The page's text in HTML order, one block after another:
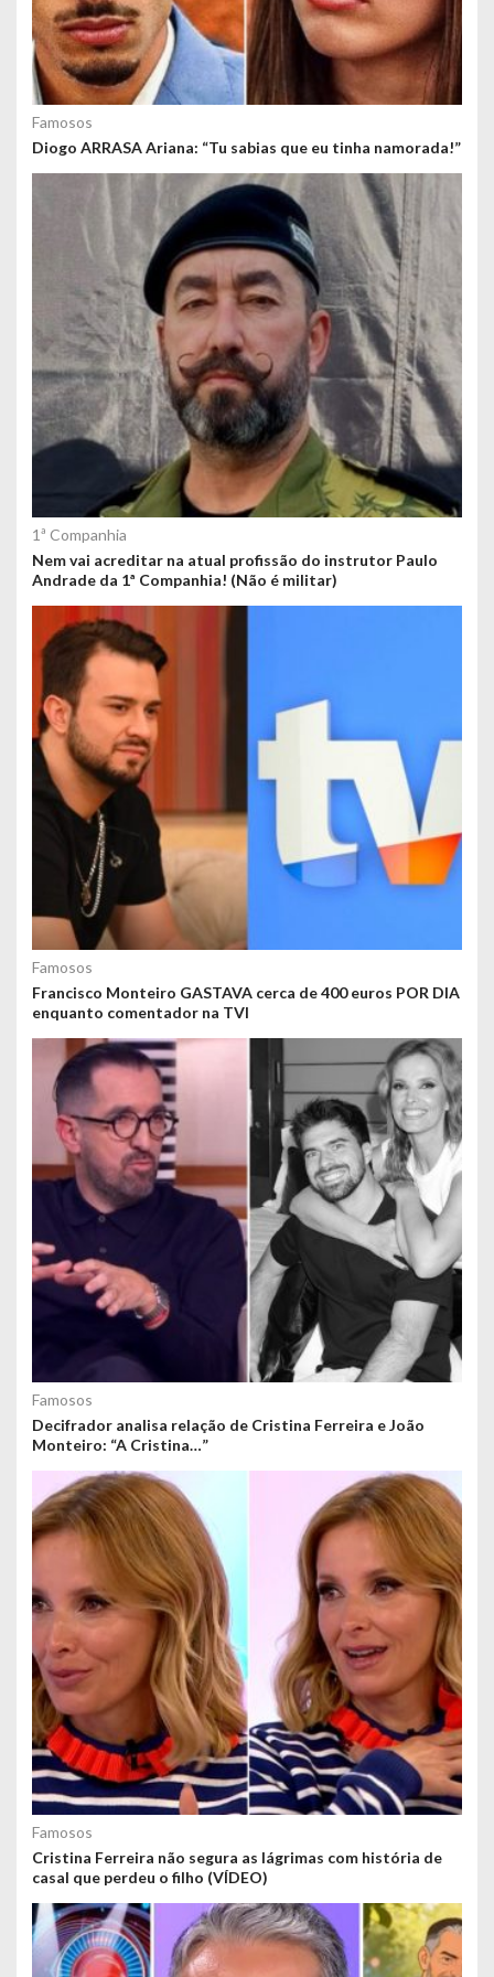
Famosos
Diogo ARRASA Ariana: “Tu sabias que eu tinha namorada!”
1ª Companhia
Nem vai acreditar na atual profissão do instrutor Paulo
Andrade da 1ª Companhia! (Não é militar)
Famosos
Francisco Monteiro GASTAVA cerca de 400 euros POR DIA
enquanto comentador na TVI
Famosos
Decifrador analisa relação de Cristina Ferreira e João
Monteiro: “A Cristina…”
Famosos
Cristina Ferreira não segura as lágrimas com história de
casal que perdeu o filho (VÍDEO)